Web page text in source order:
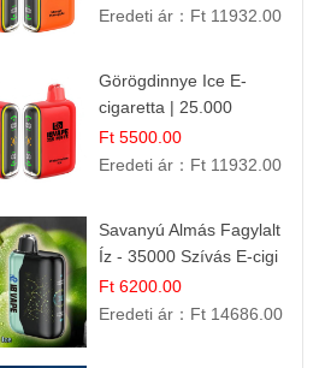
Trópusi Gyümölcs
Eredeti ár： Ft 11932.00
Görögdinnye Ice E-
cigaretta | 25.000
Befújás | Premium E-
Liquid
Ft 5500.00
Eredeti ár： Ft 11932.00
Savanyú Almás Fagylalt
Íz - 35000 Szívás E-cigi
Ft 6200.00
Eredeti ár： Ft 14686.00